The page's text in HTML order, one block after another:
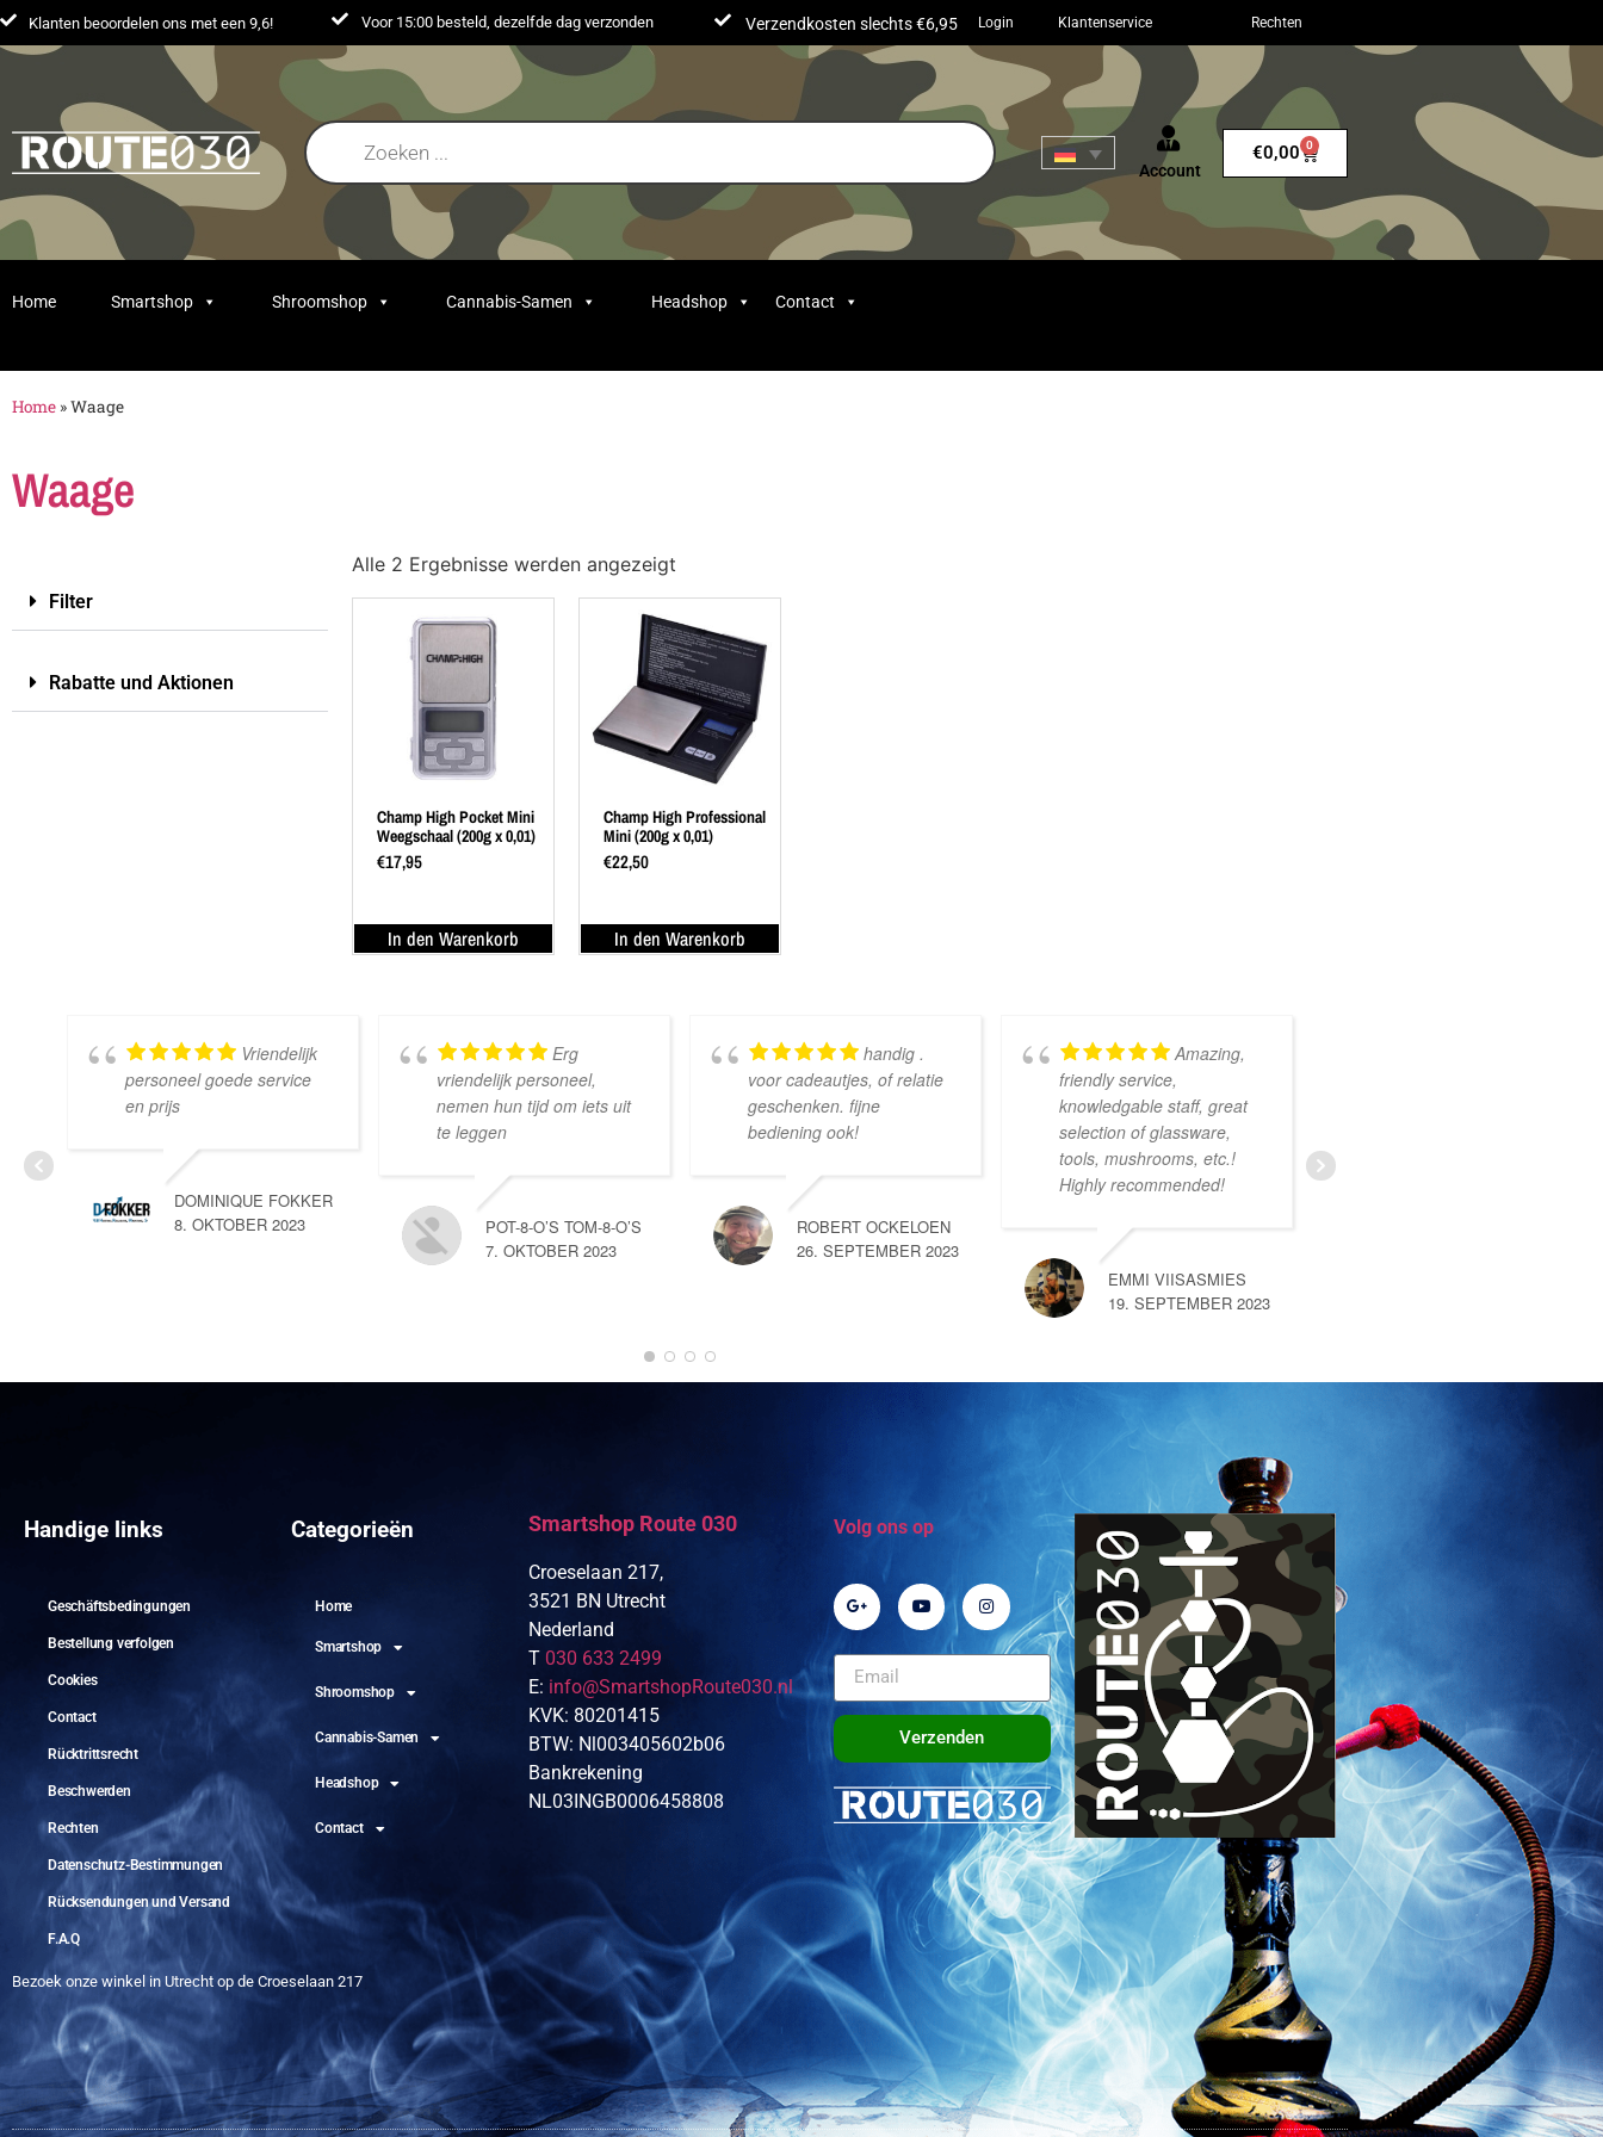
Klanten beoordelen ons met een 9,6! Voor 15:00 besteld, dezelfde dag verzonden Verzendkosten slechts €6,95 Login Klantenservice Rechten
Account
€0,00 0
Home Smartshop Shroomshop Cannabis-Samen Headshop Contact
Home »Waage
Waage
Filter
Rabatte und Aktionen
Alle 2 Ergebnisse werden angezeigt
Champ High Pocket Mini
Weegschaal (200g x 0,01)
€17,95
In den Warenkorb
Champ High Professional
Mini (200g x 0,01)
€22,50
In den Warenkorb
Vriendelijk
personeel goede service
en prijs
DOMINIQUE FOKKER
8. OKTOBER 2023
Erg
vriendelijk personeel,
nemen hun tijd om iets uit
te leggen
POT-8-O’S TOM-8-O’S
7. OKTOBER 2023
handig .
voor cadeautjes, of relatie
geschenken. fijne
bediening ook!
ROBERT OCKELOEN
26. SEPTEMBER 2023
Amazing,
friendly service,
knowledgable staff, great
selection of glassware,
tools, mushrooms, etc.!
Highly recommended!
EMMI VIISASMIES
19. SEPTEMBER 2023
SEM VAN HEMERT
Handige links
Geschäftsbedingungen
Bestellung verfolgen
Cookies
Contact
Rücktrittsrecht
Beschwerden
Rechten
Datenschutz-Bestimmungen
Rücksendungen und Versand
F.A.Q
Categorieën
Home
Smartshop
Shroomshop
Cannabis-Samen
Headshop
Contact
Smartshop Route 030
Croeselaan 217,
3521 BN Utrecht
Nederland
T 030 633 2499
E: info@SmartshopRoute030.nl
KVK: 80201415
BTW: Nl003405602b06
Bankrekening
NL03INGB0006458808
Volg ons op
Verzenden
Bezoek onze winkel in Utrecht op de Croeselaan 217